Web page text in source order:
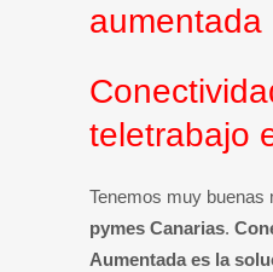
aumentada
teletrabajo
Tenemos muy buenas
pymes Canarias.
Aumentada es la